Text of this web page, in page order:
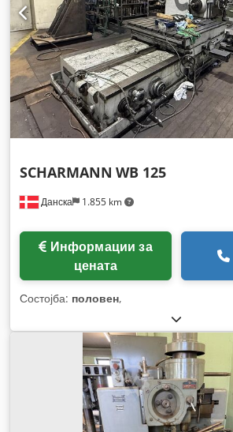
Данска 1.855 km
SCHARMANN WB 125
цената
Состојба: половен,